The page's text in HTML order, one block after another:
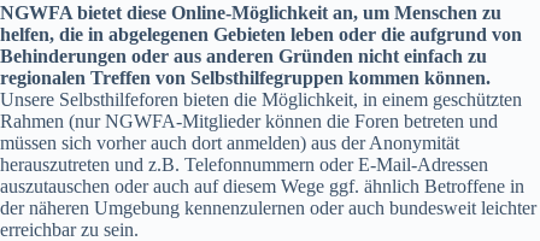
NGWFA bietet diese Online-Möglichkeit an, um Menschen zu
helfen, die in abgelegenen Gebieten leben oder die aufgrund von
Behinderungen oder aus anderen Gründen nicht einfach zu
regionalen Treffen von Selbsthilfegruppen kommen können.
Unsere Selbsthilfeforen bieten die Möglichkeit, in einem geschützten
Rahmen (nur NGWFA-Mitglieder können die Foren betreten und
müssen sich vorher auch dort anmelden) aus der Anonymität
herauszutreten und z.B. Telefonnummern oder E-Mail-Adressen
auszutauschen oder auch auf diesem Wege ggf. ähnlich Betroffene in
der näheren Umgebung kennenzulernen oder auch bundesweit leichter
erreichbar zu sein.